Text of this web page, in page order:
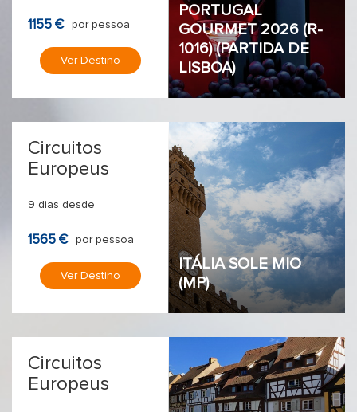
PORTUGAL
GOURMET 2026 (R-
1016) (PARTIDA DE
LISBOA)
1155 € por pessoa
Ver Destino
ITÁLIA SOLE MIO
(MP)
Circuitos
Europeus
9 dias desde
1565 € por pessoa
Ver Destino
Circuitos
Europeus